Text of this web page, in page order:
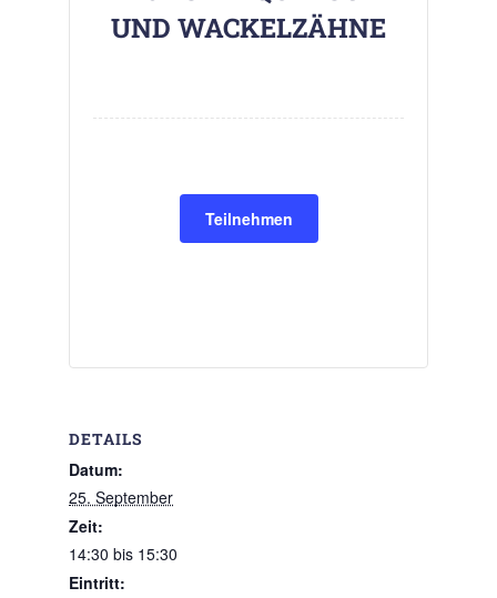
DETAILS
Datum:
25. September
Zeit:
14:30 bis 15:30
Eintritt:
UND WACKELZÄHNE
Teilnehmen